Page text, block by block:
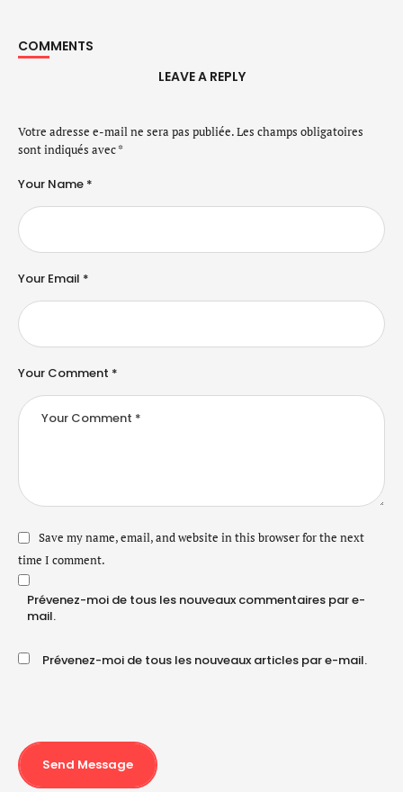
COMMENTS
LEAVE A REPLY
Votre adresse e-mail ne sera pas publiée.Les champs obligatoires
sont indiqués avec*
Your Comment *
Your Name *
Your Email *
Save my name, email, and website in this browser for the next
time I comment.
Prévenez-moi de tous les nouveaux commentaires par e-
mail.
Prévenez-moi de tous les nouveaux articles par e-mail.
Send Message